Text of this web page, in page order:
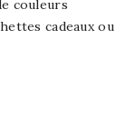
couleurs
cadeaux ou